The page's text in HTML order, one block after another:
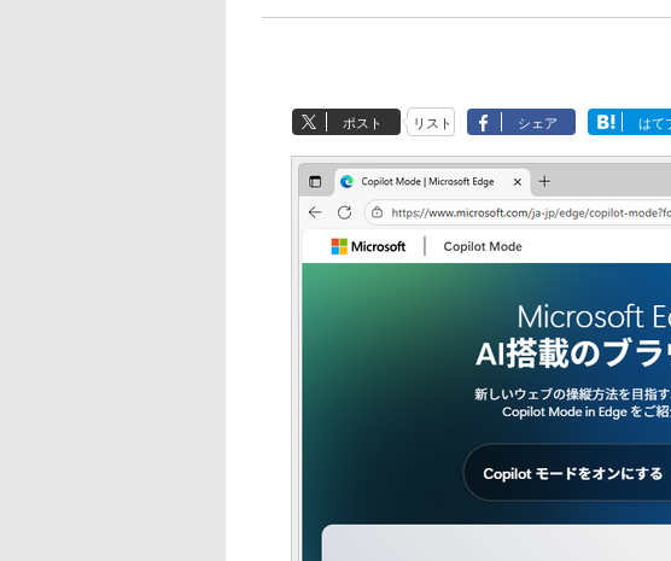
ポスト リスト シェア はて